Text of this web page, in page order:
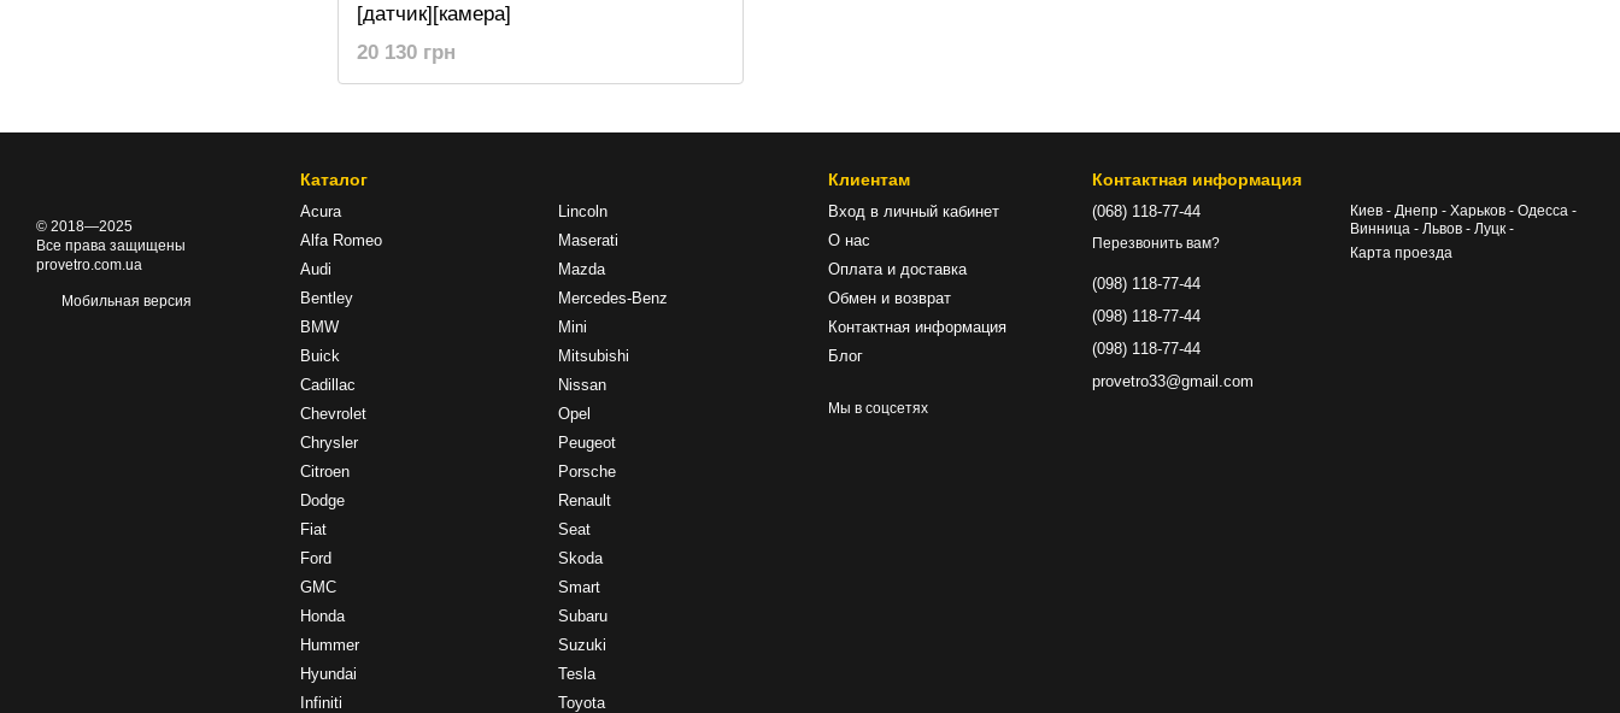
[датчик][камера]
20 130 грн
© 2018—2025
Все права защищены
provetro.com.ua
Мобильная версия
Каталог
Acura
Alfa Romeo
Audi
Bentley
BMW
Buick
Cadillac
Chevrolet
Chrysler
Citroen
Dodge
Fiat
Ford
GMC
Honda
Hummer
Hyundai
Infiniti
Lincoln
Maserati
Mazda
Mercedes-Benz
Mini
Mitsubishi
Nissan
Opel
Peugeot
Porsche
Renault
Seat
Skoda
Smart
Subaru
Suzuki
Tesla
Toyota
Клиентам
Вход в личный кабинет
О нас
Оплата и доставка
Обмен и возврат
Контактная информация
Блог
Мы в соцсетях
Контактная информация
(068) 118-77-44
Перезвонить вам?
(098) 118-77-44
(098) 118-77-44
(098) 118-77-44
provetro33@gmail.com
Киев - Днепр - Харьков - Одесса -
Винница - Львов - Луцк -
Карта проезда